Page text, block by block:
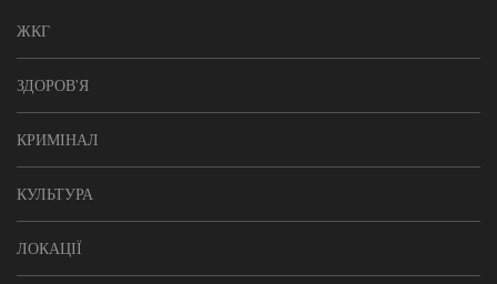
ЖКГ
ЗДОРОВ'Я
КРИМІНАЛ
КУЛЬТУРА
ЛОКАЦІЇ